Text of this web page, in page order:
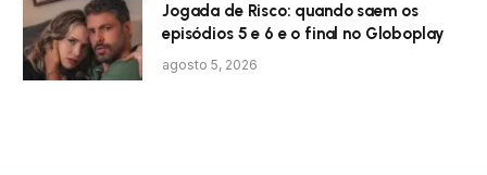
Jogada de Risco: quando saem os
episódios 5 e 6 e o final no Globoplay
agosto 5, 2026